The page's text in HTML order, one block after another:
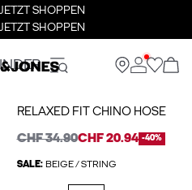
SHOPPEN
SHOPPEN
RELAXED FIT CHINO HOSE
CHF 34.90CHF 20.94 -40%
SALE: BEIGE / STRING